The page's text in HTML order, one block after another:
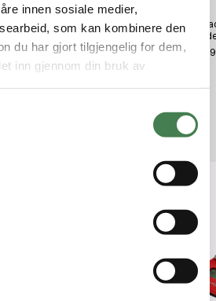
innen sosiale medier,
som kan kombinere den
du har gjort tilgjengelig for dem,
inn gjennom din bruk av
CZ magasin 452/455
Standard/Luxus, stål 22 LR 5
Skudd
kr 1 050,00
kr 6